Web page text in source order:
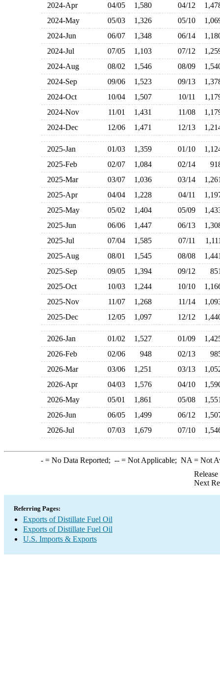
2024-Apr
04/05 1,580 04/12
2024-May
05/03 1,326 05/10
2024-Jun
06/07 1,348 06/14
2024-Jul
07/05 1,103 07/12
2024-Aug
08/02 1,546 08/09
2024-Sep
09/06 1,523 09/13
2024-Oct
10/04 1,507 10/11
2024-Nov
11/01 1,431 11/08
2024-Dec
12/06 1,471 12/13
2025-Jan 01/03 1,359 01/10
2025-Feb
02/07 1,084 02/14
2025-Mar
03/07 1,036 03/14
2025-Apr
04/04 1,228 04/11
2025-May
05/02 1,404 05/09
2025-Jun
06/06 1,447 06/13
2025-Jul
07/04 1,585 07/11
2025-Aug
08/01 1,545 08/08
2025-Sep
09/05 1,394 09/12
2025-Oct
10/03 1,244 10/10
2025-Nov
11/07 1,268 11/14
2025-Dec
12/05 1,097 12/12
2026-Jan 01/02 1,527 01/09
2026-Feb
02/06 948 02/13
2026-Mar
03/06 1,251 03/13
2026-Apr
04/03 1,576 04/10
2026-May
05/01 1,861 05/08
2026-Jun
06/05 1,499 06/12
2026-Jul
07/03 1,679 07/10
-= No Data Reported; --= Not Applicable; NA = Not
Next
Referring Pages:
Exports of Distillate Fuel Oil
Exports of Distillate Fuel Oil
U.S. Imports & Exports